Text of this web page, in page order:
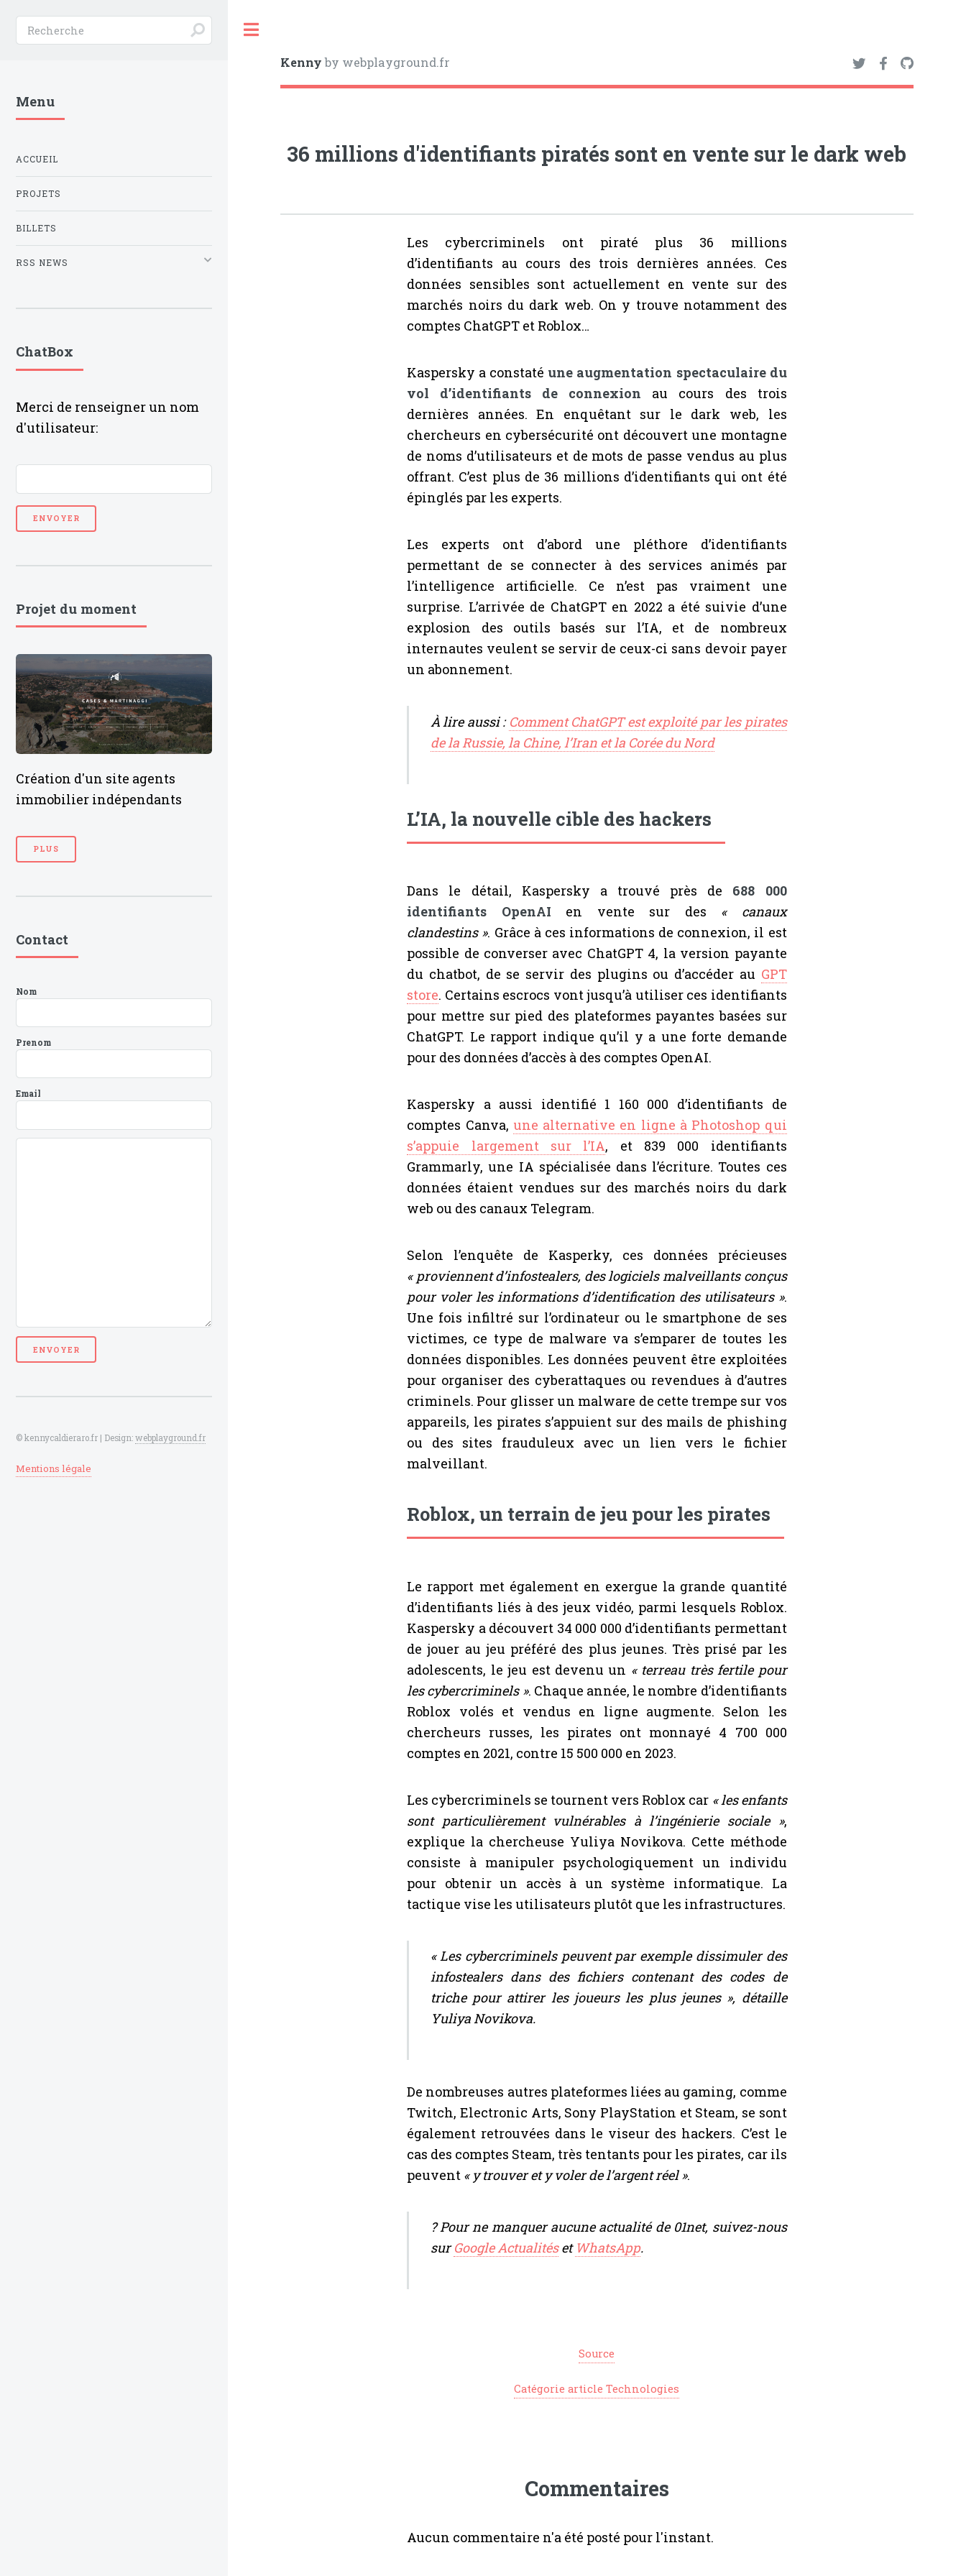
Kennyby webplayground.fr
36 millions d'identifiants piratés sont en vente sur le dark web
Les cybercriminels ont piraté plus 36 millions
d’identifiants au cours des trois dernières années. Ces
données sensibles sont actuellement en vente sur des
marchés noirs du dark web. On y trouve notamment des
comptes ChatGPT et Roblox…
Kaspersky a constaté une augmentation spectaculaire du
vol d’identifiants de connexion au cours des trois
dernières années. En enquêtant sur le dark web, les
chercheurs en cybersécurité ont découvert une montagne
de noms d’utilisateurs et de mots de passe vendus au plus
offrant. C’est plus de 36 millions d’identifiants qui ont été
épinglés par les experts.
Les experts ont d’abord une pléthore d’identifiants
permettant de se connecter à des services animés par
l’intelligence artificielle. Ce n’est pas vraiment une
surprise. L’arrivée de ChatGPT en 2022 a été suivie d’une
explosion des outils basés sur l’IA, et de nombreux
internautes veulent se servir de ceux-ci sans devoir payer
un abonnement.
À lire aussi : Comment ChatGPT est exploité par les pirates
de la Russie, la Chine, l’Iran et la Corée du Nord
L’IA, la nouvelle cible des hackers
Dans le détail, Kaspersky a trouvé près de 688 000
identifiants OpenAI en vente sur des « canaux
clandestins ». Grâce à ces informations de connexion, il est
possible de converser avec ChatGPT 4, la version payante
du chatbot, de se servir des plugins ou d’accéder au GPT
store. Certains escrocs vont jusqu’à utiliser ces identifiants
pour mettre sur pied des plateformes payantes basées sur
ChatGPT. Le rapport indique qu’il y a une forte demande
pour des données d’accès à des comptes OpenAI.
Kaspersky a aussi identifié 1 160 000 d’identifiants de
comptes Canva, une alternative en ligne à Photoshop qui
s’appuie largement sur l’IA, et 839 000 identifiants
Grammarly, une IA spécialisée dans l’écriture. Toutes ces
données étaient vendues sur des marchés noirs du dark
web ou des canaux Telegram.
Selon l’enquête de Kasperky, ces données précieuses
« proviennent d’infostealers, des logiciels malveillants conçus
pour voler les informations d’identification des utilisateurs ».
Une fois infiltré sur l’ordinateur ou le smartphone de ses
victimes, ce type de malware va s’emparer de toutes les
données disponibles. Les données peuvent être exploitées
pour organiser des cyberattaques ou revendues à d’autres
criminels. Pour glisser un malware de cette trempe sur vos
appareils, les pirates s’appuient sur des mails de phishing
ou des sites frauduleux avec un lien vers le fichier
malveillant.
Roblox, un terrain de jeu pour les pirates
Le rapport met également en exergue la grande quantité
d’identifiants liés à des jeux vidéo, parmi lesquels Roblox.
Kaspersky a découvert 34 000 000 d’identifiants permettant
de jouer au jeu préféré des plus jeunes. Très prisé par les
adolescents, le jeu est devenu un « terreau très fertile pour
les cybercriminels ». Chaque année, le nombre d’identifiants
Roblox volés et vendus en ligne augmente. Selon les
chercheurs russes, les pirates ont monnayé 4 700 000
comptes en 2021, contre 15 500 000 en 2023.
Les cybercriminels se tournent vers Roblox car « les enfants
sont particulièrement vulnérables à l’ingénierie sociale »,
explique la chercheuse Yuliya Novikova. Cette méthode
consiste à manipuler psychologiquement un individu
pour obtenir un accès à un système informatique. La
tactique vise les utilisateurs plutôt que les infrastructures.
« Les cybercriminels peuvent par exemple dissimuler des
infostealers dans des fichiers contenant des codes de
triche pour attirer les joueurs les plus jeunes », détaille
Yuliya Novikova.
De nombreuses autres plateformes liées au gaming, comme
Twitch, Electronic Arts, Sony PlayStation et Steam, se sont
également retrouvées dans le viseur des hackers. C’est le
cas des comptes Steam, très tentants pour les pirates, car ils
peuvent « y trouver et y voler de l’argent réel ».
? Pour ne manquer aucune actualité de 01net, suivez-nous
surGoogle Actualitéset WhatsApp.
Source
Catégorie article Technologies
Commentaires
Aucun commentaire n'a été posté pour l'instant.
Menu
ACCUEIL
PROJETS
BILLETS
RSS NEWS
ChatBox
Merci de renseigner un nom
d'utilisateur:
Projet du moment
Création d'un site agents
immobilier indépendants
PLUS
Contact
Nom
Prenom
Email
© kennycaldieraro.fr | Design: webplayground.fr
Mentions légale